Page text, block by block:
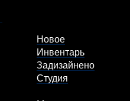
Новое
Инвентарь
Задизайнено
Студия